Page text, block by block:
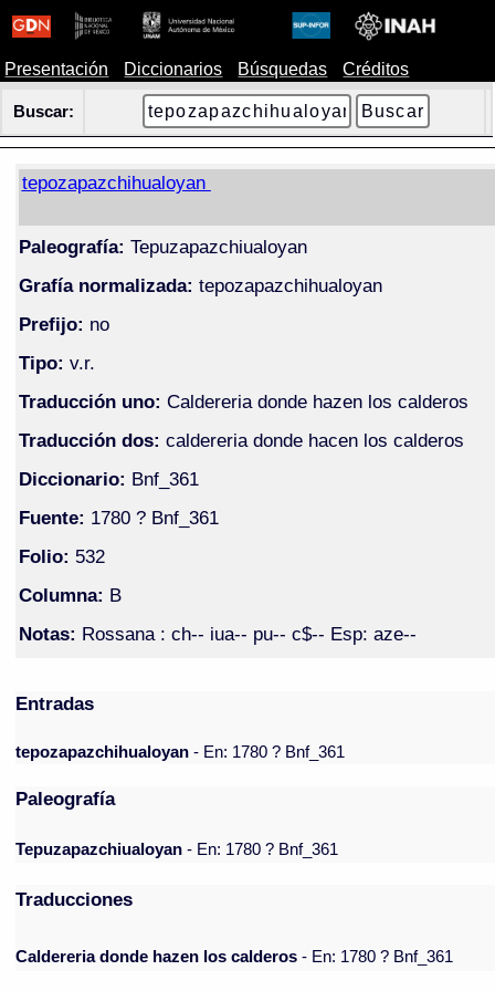
Presentación Diccionarios Búsquedas Créditos
Buscar:
tepozapazchihualoyan
Paleografía: Tepuzapazchiualoyan
Grafía normalizada: tepozapazchihualoyan
Prefijo: no
Tipo: v.r.
Traducción uno: Caldereria donde hazen los calderos
Traducción dos: caldereria donde hacen los calderos
Diccionario: Bnf_361
Fuente: 1780 ? Bnf_361
Folio: 532
Columna: B
Notas: Rossana : ch-- iua-- pu-- c$-- Esp: aze--
Entradas
tepozapazchihualoyan- En: 1780 ? Bnf_361
Paleografía
Tepuzapazchiualoyan - En: 1780 ? Bnf_361
Traducciones
Caldereria donde hazen los calderos - En: 1780 ? Bnf_361